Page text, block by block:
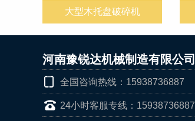
大型木托盘破碎机
河南豫锐达机械制造有限公司
全国咨询热线：15938736887
24小时客服专线：15938736887